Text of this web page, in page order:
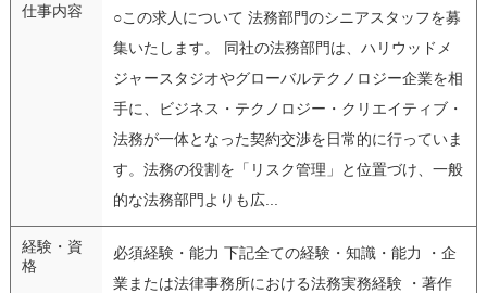
仕事内容
○この求人について 法務部門のシニアスタッフを募
集いたします。 同社の法務部門は、ハリウッドメ
ジャースタジオやグローバルテクノロジー企業を相
手に、ビジネス・テクノロジー・クリエイティブ・
法務が一体となった契約交渉を日常的に行っていま
す。法務の役割を「リスク管理」と位置づけ、一般
的な法務部門よりも広...
経験・資
格
必須経験・能力 下記全ての経験・知識・能力 ・企
業または法律事務所における法務実務経験 ・著作